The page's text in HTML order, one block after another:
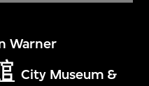
Warner
City Museum &
十一世紀視覺